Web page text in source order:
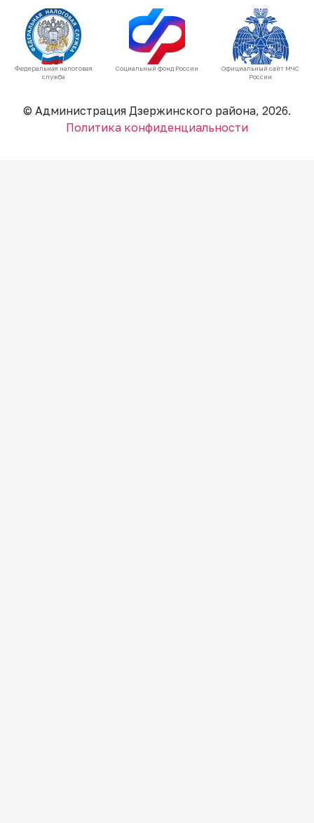
Федеральная налоговая
служба
Социальный фонд России
Официальный сайт МЧС
России
© Администрация Дзержинского района, 2026.
Политика конфиденциальности